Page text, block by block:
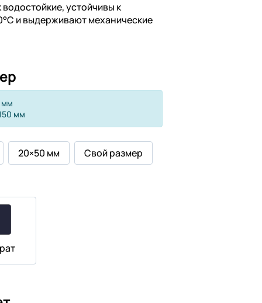
устойчивы к
и выдерживают механические
мм
мм
20×50 мм Свой размер